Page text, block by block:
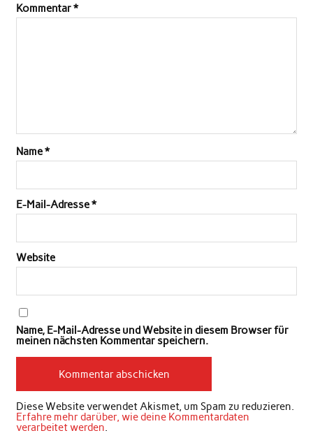
Kommentar*
Name*
E-Mail-Adresse*
Website
Name, E-Mail-Adresse und Website in diesem Browser für
meinen nächsten Kommentar speichern.
Diese Website verwendet Akismet, um Spam zu reduzieren.
Erfahre mehr darüber, wie deine Kommentardaten
verarbeitet werden.